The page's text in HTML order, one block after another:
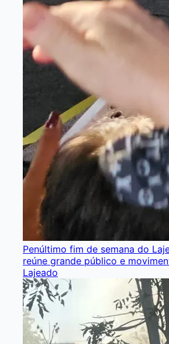
Penúltimo fim de semana do
reúne grande público e
Lajeado